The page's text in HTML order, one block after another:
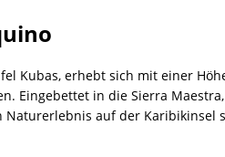
Kubas, erhebt sich mit einer
Eingebettet in die Sierra
auf der Karibikinsel